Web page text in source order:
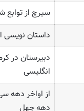
سیرچ از توابع
داستان نویسی
دبیرستان در
انگلیسی
از اواخر دهه
دهه چهل